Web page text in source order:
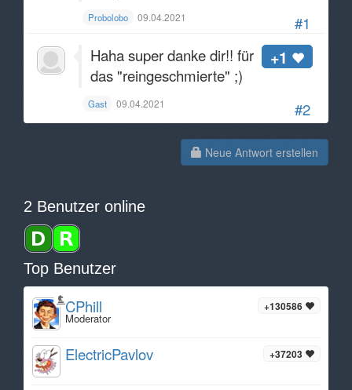
#1
Probolobo 09.04.2021
#2
+1
Haha super danke dir!! für
das "reingeschmierte" ;)
Gast 09.04.2021
Neue Antwort erstellen
2 Benutzer online
Top Benutzer
+130586
CPhill
Moderator
+37203
ElectricPavlov